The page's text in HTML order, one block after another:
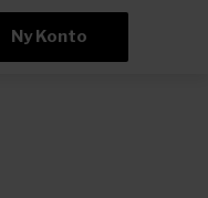
Ny Konto